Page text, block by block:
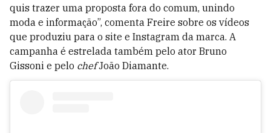
quis trazer uma proposta fora do comum, unindo
moda e informação”, comenta Freire sobre os vídeos
que produziu para o site e Instagram da marca. A
campanha é estrelada também pelo ator Bruno
Gissoni e pelo chefJoão Diamante.